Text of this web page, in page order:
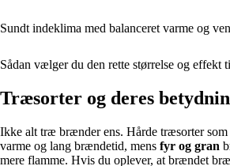
Sundt indeklima med balanceret varme og
Sådan vælger du den rette størrelse og effekt
Træsorter og deres
Ikke alt træ brænder ens. Hårde træsorter som
varme og lang brændetid, mens fyr og gran
mere flamme. Hvis du oplever, at brændet